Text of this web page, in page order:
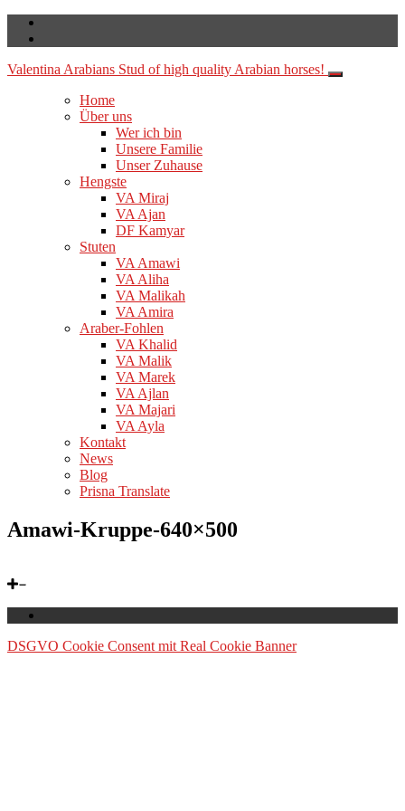
Valentina Arabians Stud of high quality Arabian horses!
Home
Über uns
Wer ich bin
Unsere Familie
Unser Zuhause
Hengste
VA Miraj
VA Ajan
DF Kamyar
Stuten
VA Amawi
VA Aliha
VA Malikah
VA Amira
Araber-Fohlen
VA Khalid
VA Malik
VA Marek
VA Ajlan
VA Majari
VA Ayla
Kontakt
News
Blog
Prisna Translate
Amawi-Kruppe-640×500
DSGVO Cookie Consent mit Real Cookie Banner